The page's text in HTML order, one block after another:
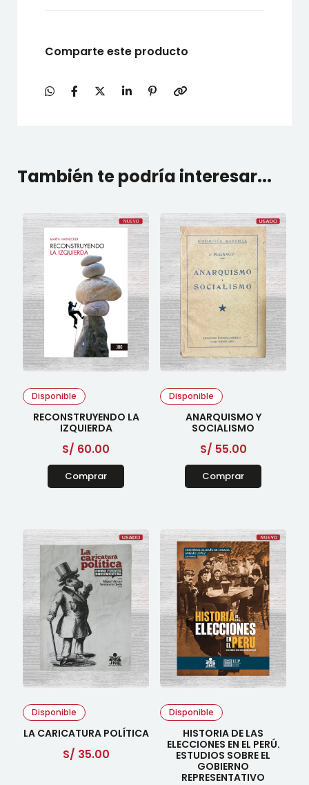
Comparte este producto
También te podría interesar...
Disponible
RECONSTRUYENDO LA
IZQUIERDA
S/ 60.00
Comprar
Disponible
ANARQUISMO Y
SOCIALISMO
S/ 55.00
Comprar
Disponible
LA CARICATURA POLÍTICA
S/ 35.00
Disponible
HISTORIA DE LAS
ELECCIONES EN EL PERÚ.
ESTUDIOS SOBRE EL
GOBIERNO
REPRESENTATIVO